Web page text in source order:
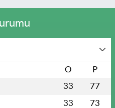
O P
33 77
33 73